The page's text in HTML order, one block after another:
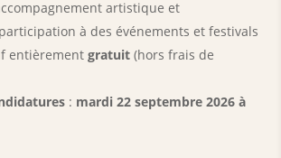
artistique et
à des événements et festivals
entièrementgratuit (hors frais de
: mardi 22 septembre 2026 à